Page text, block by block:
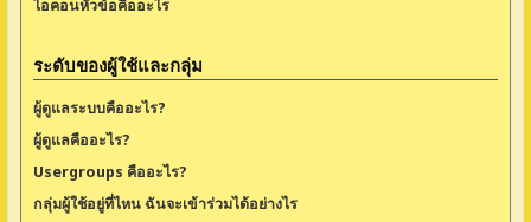
ไอคอนหัวข้อคืออะไร
ระดับของผู้ใช้และกลุ่ม
ผู้ดูแลระบบคืออะไร?
ผู้ดูแลคืออะไร?
Usergroups คืออะไร?
กลุ่มผู้ใช้อยู่ที่ไหน ฉันจะเข้าร่วมได้อย่างไร